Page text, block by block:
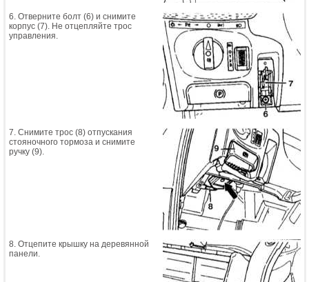
6. Отверните болт (6) и снимите
корпус (7). Не отцепляйте трос
управления.
7. Снимите трос (8) отпускания
стояночного тормоза и снимите
ручку (9).
8. Отцепите крышку на деревянной
панели.